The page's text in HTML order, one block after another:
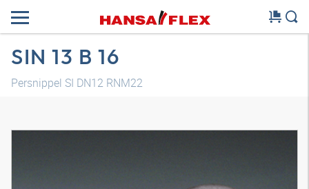
SIN 13 B 16
Persnippel SI DN12 RNM22